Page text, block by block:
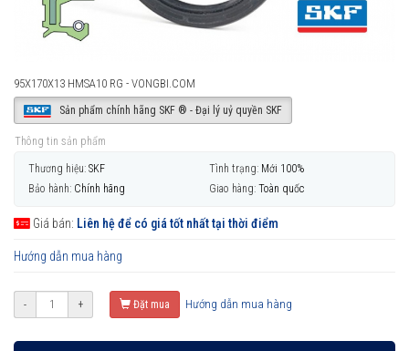
95X170X13 HMSA10 RG - VONGBI.COM
Sản phẩm chính hãng SKF ® - Đại lý uỷ quyền SKF
Thông tin sản phẩm
Thương hiệu: SKF Tình trạng: Mới 100%
Bảo hành: Chính hãng Giao hàng: Toàn quốc
Giá bán: Liên hệ để có giá tốt nhất tại thời điểm
Hướng dẫn mua hàng
- + Đặt mua Hướng dẫn mua hàng